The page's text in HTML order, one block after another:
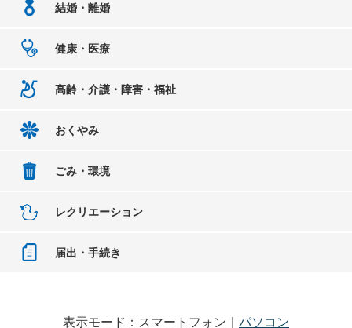
結婚・離婚
健康・医療
高齢・介護・障害・福祉
おくやみ
ごみ・環境
レクリエーション
届出・手続き
表示モード：スマートフォン｜ パソコン